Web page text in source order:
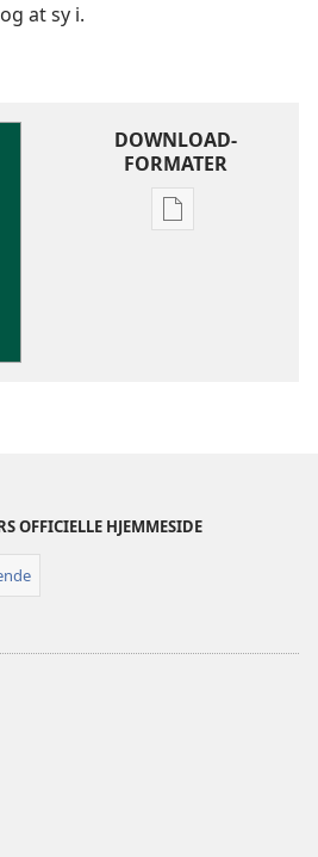
at sy i.
DOWNLOAD-
FORMATER
Indstillinger
OFFICIELLE HJEMMESIDE